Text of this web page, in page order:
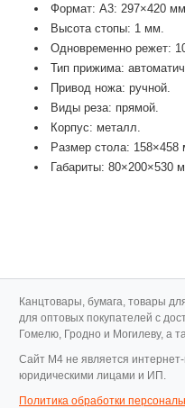
Формат: A3: 297×420
Высота стопы: 1 мм.
Одновременно режет:
Тип прижима:
Привод ножа: ручной.
Виды реза: прямой.
Корпус: металл.
Размер стола: 158×458
Габариты: 80×200×530
Канцтовары, бумага, товары
для оптовых покупателей с
Гомелю, Гродно и Могилеву, а
Cайт M4 не является
юридическими лицами и ИП.
Политика обработки